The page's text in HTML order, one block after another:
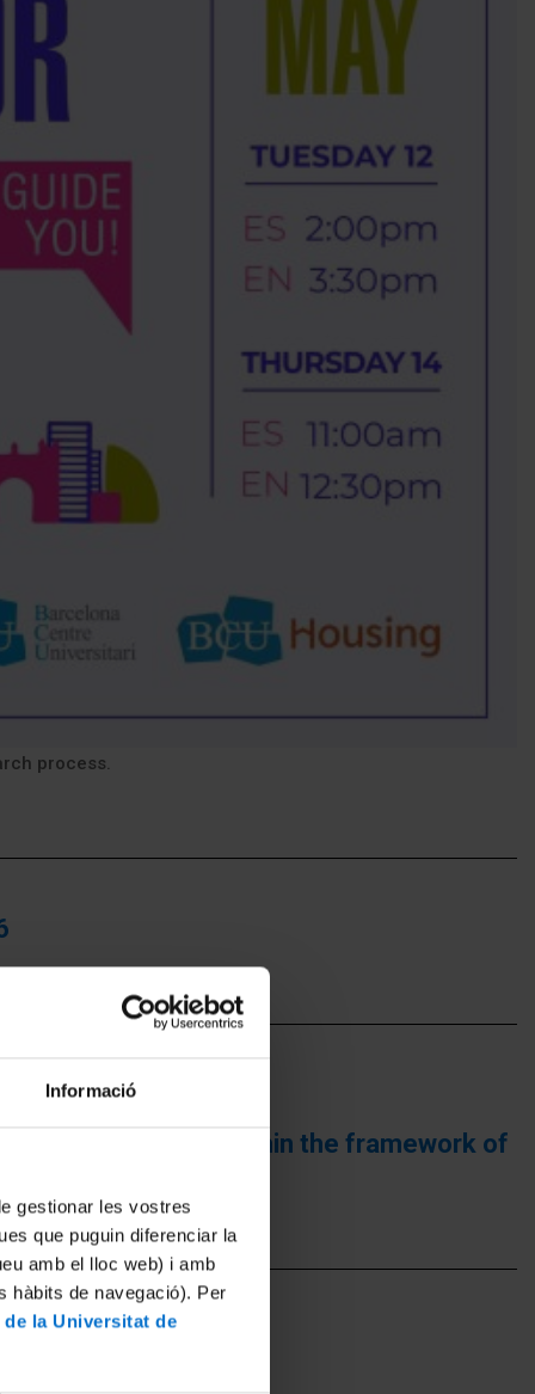
Informació
gestionar les vostres
que puguin diferenciar la
amb el lloc web) i amb
hàbits de navegació). Per
la Universitat de
process.
(July 6-11, 2026) within the framework of
until 03-16-2026